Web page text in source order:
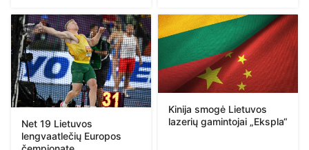
Net 19 Lietuvos
lengvaatlečių Europos
Kinija smogė Lietuvos
lazerių gamintojai „Ekspla“